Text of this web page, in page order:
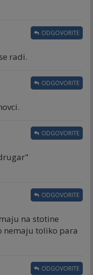
radi.
ODGOVORITE
ODGOVORITE
ODGOVORITE
na stotine
nemaju toliko para
ODGOVORITE
ODGOVORITE